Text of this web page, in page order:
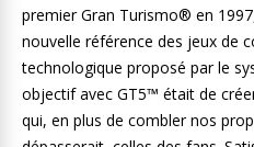
premier Gran Turismo® en
nouvelle référence des jeux de
technologique proposé par le
objectif avec GT5™ était de
qui, en plus de combler nos